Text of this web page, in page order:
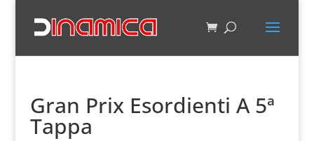
Gran Prix Esordienti A 5ª
Tappa